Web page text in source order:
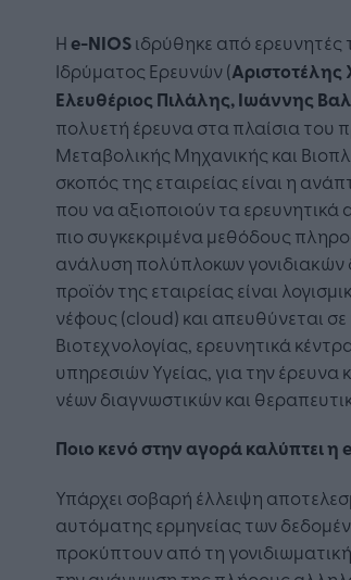
Ηe-NIOSιδρύθηκε από ερευνητές
Ιδρύματος Ερευνών (
Ελευθέριος Πιλάλης, Ιωάννης
πολυετή έρευνα στα πλαίσια του
Μεταβολικής Μηχανικής και
σκοπός της εταιρείας είναι η
που να αξιοποιούν τα ερευνητικά
πιο συγκεκριμένα μεθόδους
ανάλυση πολύπλοκων γονιδιακών
προϊόν της εταιρείας είναι
νέφους (cloud) και απευθύνεται σε
Βιοτεχνολογίας, ερευνητικά
υπηρεσιών Υγείας, για την έρευνα
νέων διαγνωστικών και
Ποιο κενό στην αγορά καλύπτει η
Υπάρχει σοβαρή έλλειψη
αυτόματης ερμηνείας των
προκύπτουν από τη